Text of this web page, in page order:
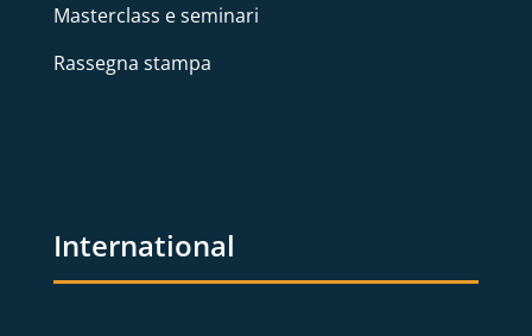
Masterclass e seminari
Rassegna stampa
International